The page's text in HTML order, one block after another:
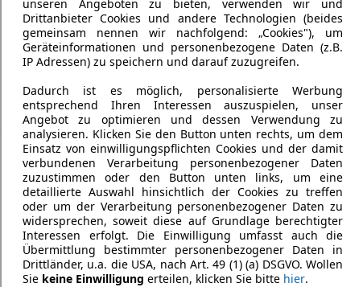
Leistung
441 kW
Getriebe
Hubraum
Gänge
8
unseren Angeboten zu bieten, verwenden wir und
Drittanbieter Cookies und andere Technologien (beides
gemeinsam nennen wir nachfolgend: „Cookies"), um
Geräteinformationen und personenbezogene Daten (z.B.
IP Adressen) zu speichern und darauf zuzugreifen.
Dadurch ist es möglich, personalisierte Werbung
entsprechend Ihren Interessen auszuspielen, unser
Angebot zu optimieren und dessen Verwendung zu
analysieren. Klicken Sie den Button unten rechts, um dem
Einsatz von einwilligungspflichten Cookies und der damit
verbundenen Verarbeitung personenbezogener Daten
zuzustimmen oder den Button unten links, um eine
detaillierte Auswahl hinsichtlich der Cookies zu treffen
oder um der Verarbeitung personenbezogener Daten zu
widersprechen, soweit diese auf Grundlage berechtigter
Interessen erfolgt. Die Einwilligung umfasst auch die
Übermittlung bestimmter personenbezogener Daten in
Drittländer, u.a. die USA, nach Art. 49 (1) (a) DSGVO. Wollen
Sie keine Einwilligung erteilen, klicken Sie bitte hier.